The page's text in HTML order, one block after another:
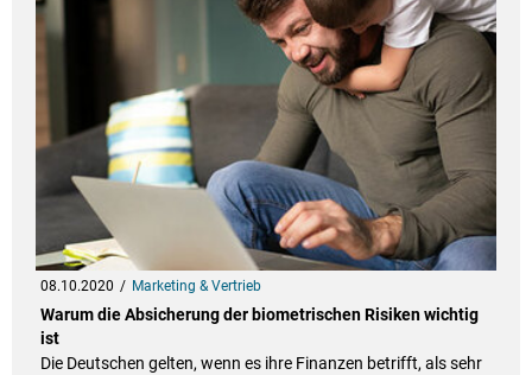
08.10.2020 Marketing & Vertrieb
Warum die Absicherung der biometrischen Risiken wichtig
ist
Die Deutschen gelten, wenn es ihre Finanzen betrifft, als sehr